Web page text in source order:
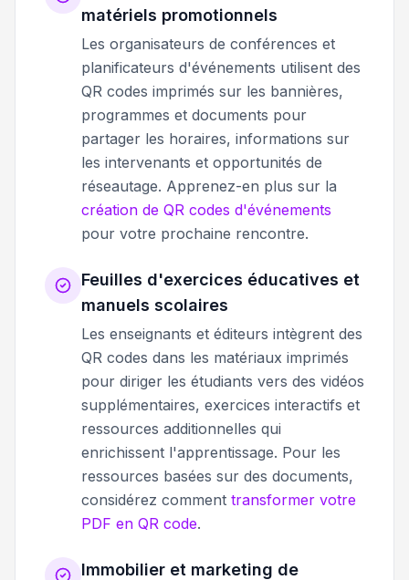
matériels promotionnels
Les organisateurs de conférences et
planificateurs d'événements utilisent des
QR codes imprimés sur les bannières,
programmes et documents pour
partager les horaires, informations sur
les intervenants et opportunités de
réseautage. Apprenez-en plus sur la
création de QR codes d'événements
pour votre prochaine rencontre.
Feuilles d'exercices éducatives et
manuels scolaires
Les enseignants et éditeurs intègrent des
QR codes dans les matériaux imprimés
pour diriger les étudiants vers des vidéos
supplémentaires, exercices interactifs et
ressources additionnelles qui
enrichissent l'apprentissage. Pour les
ressources basées sur des documents,
considérez comment transformer votre
PDF en QR code.
Immobilier et marketing de